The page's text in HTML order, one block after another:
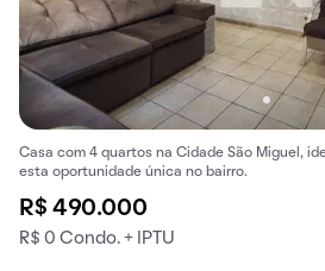
Casa com 4 quartos na Cidade São Miguel,
esta oportunidade única no bairro.
R$ 490.000
R$ 0 Condo. + IPTU